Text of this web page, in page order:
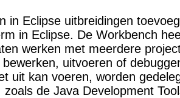
in Eclipse uitbreidingen
in Eclipse. De Workbench
werken met meerdere
uitvoeren of
uit kan voeren, worden
de Java Development